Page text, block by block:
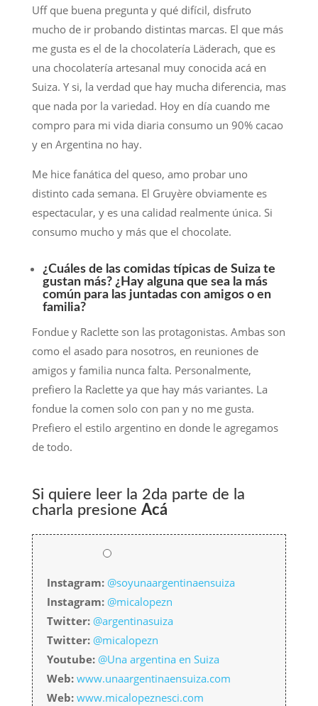
Uff que buena pregunta y qué difícil, disfruto
mucho de ir probando distintas marcas. El que más
me gusta es el de la chocolatería Läderach, que es
una chocolatería artesanal muy conocida acá en
Suiza. Y si, la verdad que hay mucha diferencia, mas
que nada por la variedad. Hoy en día cuando me
compro para mi vida diaria consumo un 90% cacao
y en Argentina no hay.
Me hice fanática del queso, amo probar uno
distinto cada semana. El Gruyère obviamente es
espectacular, y es una calidad realmente única. Si
consumo mucho y más que el chocolate.
¿Cuáles de las comidas típicas de Suiza te
gustan más? ¿Hay alguna que sea la más
común para las juntadas con amigos o en
familia?
Fondue y Raclette son las protagonistas. Ambas son
como el asado para nosotros, en reuniones de
amigos y familia nunca falta. Personalmente,
prefiero la Raclette ya que hay más variantes. La
fondue la comen solo con pan y no me gusta.
Prefiero el estilo argentino en donde le agregamos
de todo.
Si quiere leer la 2da parte de la
charla presione Acá
Instagram: @soyunaargentinaensuiza
Instagram: @micalopezn
Twitter: @argentinasuiza
Twitter: @micalopezn
Youtube: @Una argentina en Suiza
Web: www.unaargentinaensuiza.com
Web: www.micalopeznesci.com